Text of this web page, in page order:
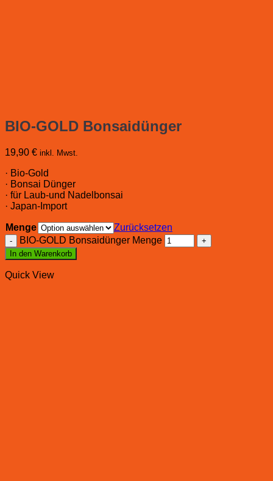
BIO-GOLD Bonsaidünger
19,90 € inkl. Mwst.
· Bio-Gold
· Bonsai Dünger
· für Laub-und Nadelbonsai
· Japan-Import
Menge
Zurücksetzen
BIO-GOLD Bonsaidünger Menge
In den Warenkorb
Quick View